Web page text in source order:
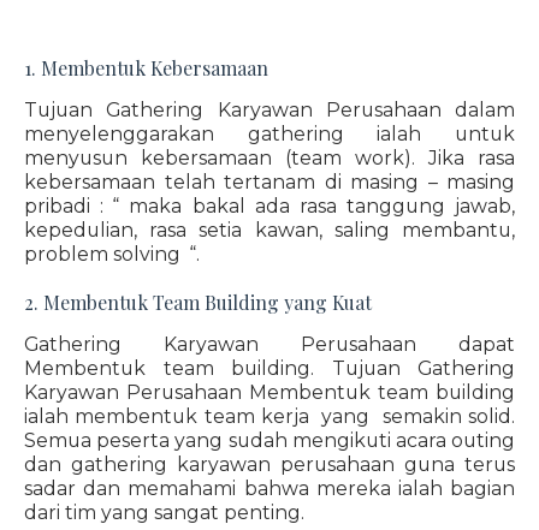
1. Membentuk Kebersamaan
Tujuan Gathering Karyawan Perusahaan dalam
menyelenggarakan gathering ialah untuk
menyusun kebersamaan (team work). Jika rasa
kebersamaan telah tertanam di masing – masing
pribadi : “ maka bakal ada rasa tanggung jawab,
kepedulian, rasa setia kawan, saling membantu,
problem solving “.
2. Membentuk Team Building yang Kuat
Gathering Karyawan Perusahaan dapat
Membentuk team building. Tujuan Gathering
Karyawan Perusahaan Membentuk team building
ialah membentuk team kerja yang semakin solid.
Semua peserta yang sudah mengikuti acara outing
dan gathering karyawan perusahaan guna terus
sadar dan memahami bahwa mereka ialah bagian
dari tim yang sangat penting.